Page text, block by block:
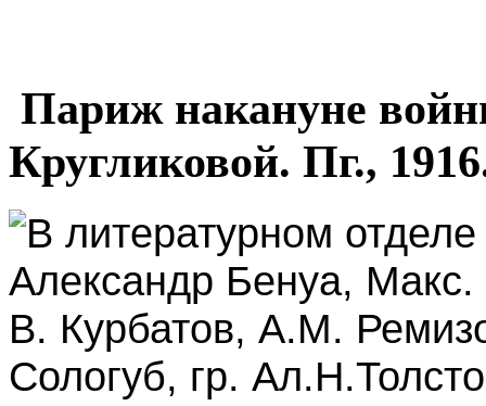
Париж накануне
Кругликовой. Пг.,
В литературном
Александр Бенуа,
В. Курбатов, А.М.
Сологуб, гр.